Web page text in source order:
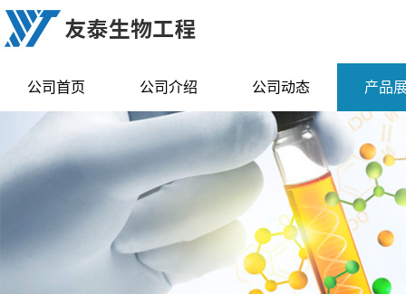
公司首页 公司介绍 公司动态 产品